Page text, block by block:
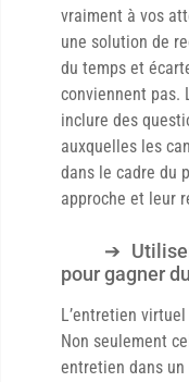
vraiment à vos
une solution de
du temps et
conviennent pas.
inclure des
auxquelles les
dans le cadre du
approche et leur
pour gagner
L’entretien
Non seulement
entretien dans